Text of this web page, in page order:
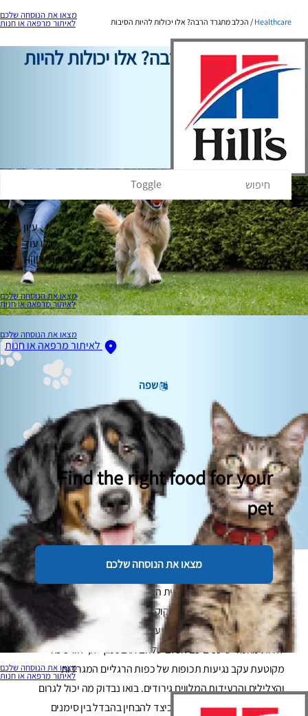
מצאו את הנוסחה שלכם
לאיתור מרפאה או חנות
Toggle
עיון
גלו עוד
אודות Hill's
מצאו את הנוסחה שלכם
לאיתור מרפאה או חנות
מצאו את הנוסחה שלכם
לאיתור מרפאה או חנות
שפה
Find the right food for your
pet
מצאו את הנוסחה שלכם
מצאו את הנוסחה שלכם
לאיתור מרפאה או חנות
Healthcare הכלב מתגרד הרבה? אלו יכולות להיות הסיבות
הכלב מתגרד הרבה? אלו יכולות להיות
הסיבות
כותב צוות
17 בפברואר, 2026
הכלב שלכם מתגרד הרבה? גירוד מוגזם של כלבים יכול להיות
מציק גם עבורכם וגם עבור חיית המחמד שלכם, במיוחד אם היא
חולקת איתכם חדר שינה. מליקוק וגרד בלתי פוסקים ועד לעור
אדום ומגורה, סימנים אלה מצביעים לרוב על בעיה סמויה. הורים
לחיות מחמד שישנים עם הכלב שלהם או בסמוך לו, יחוו שינה
מקוטעת עקב נגיעות תכופות של כפות הרגליים המגרדות
והצלילים והרעידות המלווים גירודים. בואו נבדוק מה יכול לגרום
לאי הנוחות של הכלב שלכם, כיצד להבחין בהבדל בין סימנים